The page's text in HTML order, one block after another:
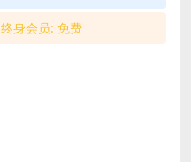
终身会员: 免费